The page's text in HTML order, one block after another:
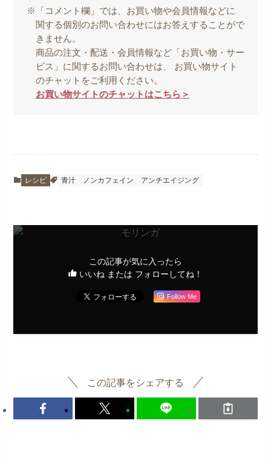
※「コメント欄」では、お買い物や会員情報などに
関する個別のお問い合わせにはお答えすることがで
きません。
商品の注文・配送・会員情報など「お買い物・サー
ビス」に関するお問い合わせは、 お買い物サイト
のチャットをご利用ください。
お買い物サイトのチャットはこちら＞
レシピ 青汁 ノンカフェイン アンチエイジング
この記事が気に入ったら
いいね または フォローしてね！
Follow Me
この記事をシェアする